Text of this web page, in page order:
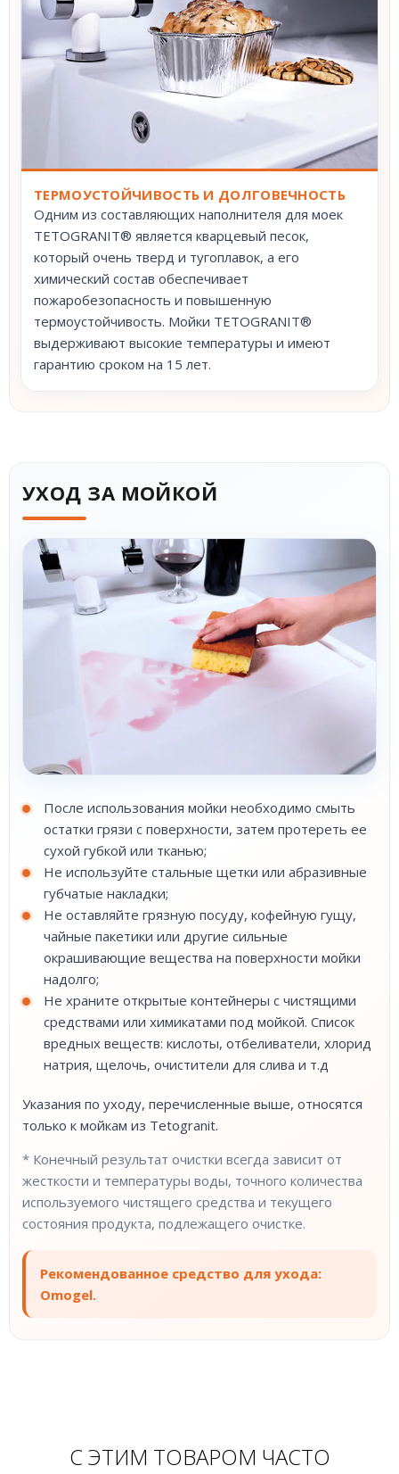
ТЕРМОУСТОЙЧИВОСТЬ И ДОЛГОВЕЧНОСТЬ
Одним из составляющих наполнителя для моек
TETOGRANIT® является кварцевый песок,
который очень тверд и тугоплавок, а его
химический состав обеспечивает
пожаробезопасность и повышенную
термоустойчивость. Мойки TETOGRANIT®
выдерживают высокие температуры и имеют
гарантию сроком на 15 лет.
УХОД ЗА МОЙКОЙ
После использования мойки необходимо смыть
остатки грязи с поверхности, затем протереть ее
сухой губкой или тканью;
Не используйте стальные щетки или абразивные
губчатые накладки;
Не оставляйте грязную посуду, кофейную гущу,
чайные пакетики или другие сильные
окрашивающие вещества на поверхности мойки
надолго;
Не храните открытые контейнеры с чистящими
средствами или химикатами под мойкой. Список
вредных веществ: кислоты, отбеливатели, хлорид
натрия, щелочь, очистители для слива и т.д
Указания по уходу, перечисленные выше, относятся
только к мойкам из Tetogranit.
* Конечный результат очистки всегда зависит от
жесткости и температуры воды, точного количества
используемого чистящего средства и текущего
состояния продукта, подлежащего очистке.
Рекомендованное средство для ухода:
Omogel.
С ЭТИМ ТОВАРОМ ЧАСТО